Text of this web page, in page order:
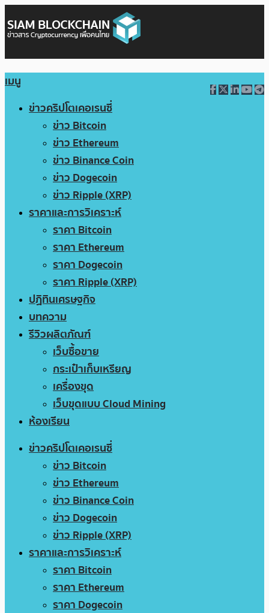
เมนู
ข่าวคริปโตเคอเรนซี่
ข่าว Bitcoin
ข่าว Ethereum
ข่าว Binance Coin
ข่าว Dogecoin
ข่าว Ripple (XRP)
ราคาและการวิเคราะห์
ราคา Bitcoin
ราคา Ethereum
ราคา Dogecoin
ราคา Ripple (XRP)
ปฏิทินเศรษฐกิจ
บทความ
รีวิวผลิตภัณฑ์
เว็บซื้อขาย
กระเป๋าเก็บเหรียญ
เครื่องขุด
เว็บขุดแบบ Cloud Mining
ห้องเรียน
ข่าวคริปโตเคอเรนซี่
ข่าว Bitcoin
ข่าว Ethereum
ข่าว Binance Coin
ข่าว Dogecoin
ข่าว Ripple (XRP)
ราคาและการวิเคราะห์
ราคา Bitcoin
ราคา Ethereum
ราคา Dogecoin